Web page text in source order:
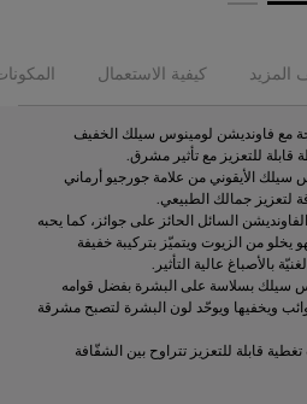
المزيد كيفية الاستعمال
مع فاونديشن لومينوس سيلك الخفيف
للتعزيز مع تأثير مشرق.
الأيقوني من علامة جورجيو أرماني
لتعزيز جمالك الطبيعي.
السائل الحائز على جوائز، كما يحبه
يخلو من الزيوت ويتميّز بتركيبة خفيفة
بالأصباغ عالية التأثير.
سيلك بسلاسة على البشرة بفضل قوامه
ويخفيها ويوحّد لون البشرة لتصبح مشرقة
قابلة للتعزيز تتراوح بين الشفّافة